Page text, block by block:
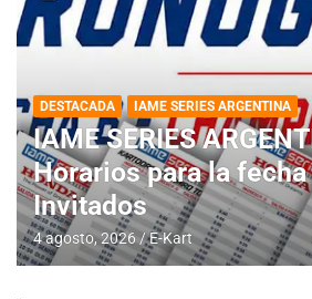
DESTACADA IAME SERIES ARGENTINA
IAME SERIES
Horarios para la
Invitados
4 agosto, 2026 E-Kart